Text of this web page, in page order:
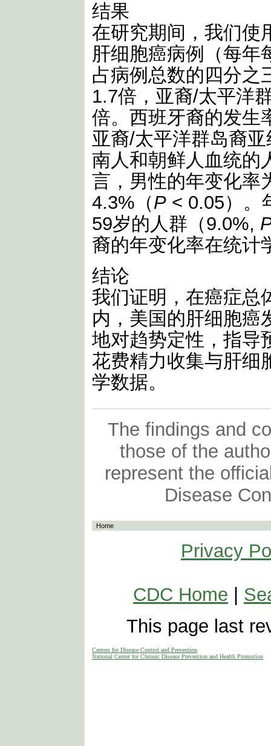
结果
在研究期间，我们使
肝细胞癌病例（每年
占病例总数的四分之
1.7倍，亚裔/太平洋
倍。西班牙裔的发生
亚裔/太平洋群岛裔
南人和朝鲜人血统的
言，男性的年变化率
4.3%（P < 0.05）。
59岁的人群（9.0%,
裔的年变化率在统计
结论
我们证明，在癌症总
内，美国的肝细胞癌
地对趋势定性，指导
花费精力收集与肝细
学数据。
The findings and
those of the
represent the
Disease
Home
Privacy
CDC Home
This page last
Centers for Disease Control and Prevention
National Center for Chronic Disease Prevention and Health Promotion